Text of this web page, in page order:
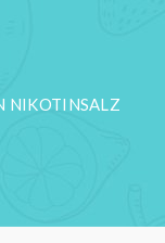
NIKOTINSALZ